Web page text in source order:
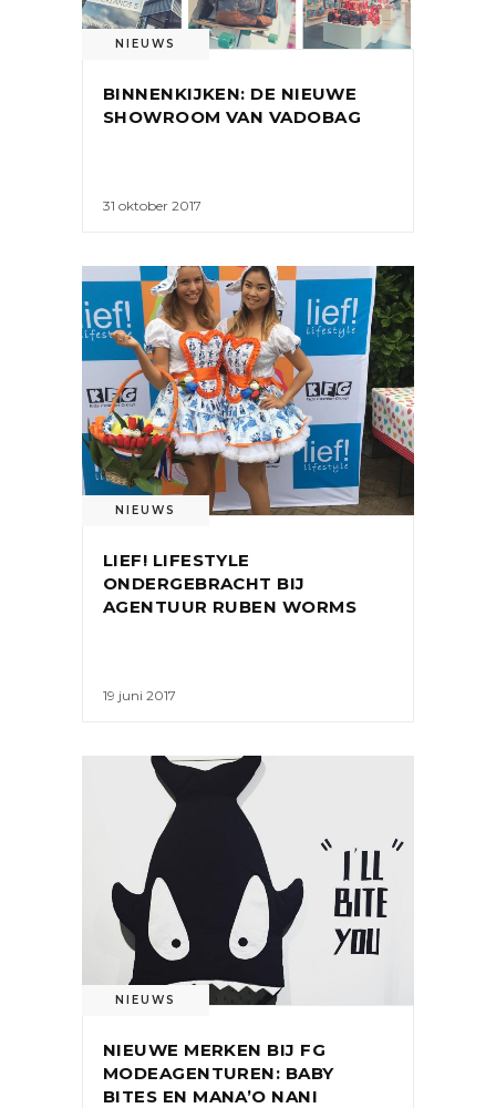
NIEUWS
BINNENKIJKEN: DE NIEUWE
SHOWROOM VAN VADOBAG
31 oktober 2017
NIEUWS
LIEF! LIFESTYLE
ONDERGEBRACHT BIJ
AGENTUUR RUBEN WORMS
19 juni 2017
NIEUWS
NIEUWE MERKEN BIJ FG
MODEAGENTUREN: BABY
BITES EN MANA’O NANI